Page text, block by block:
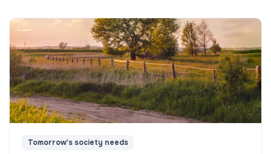
Tomorrow's society needs